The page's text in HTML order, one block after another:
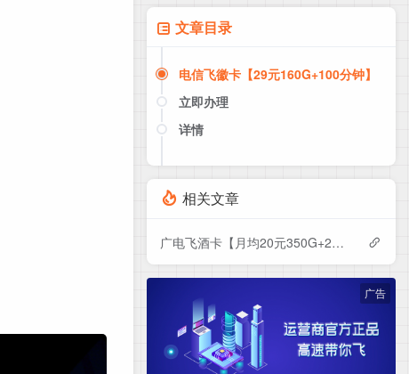
文章目录
电信飞徽卡【29元160G+100分钟】
立即办理
详情
相关文章
广电飞酒卡【月均20元350G+200分钟】
广告